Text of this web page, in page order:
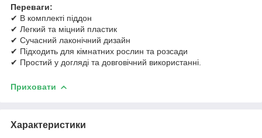
Переваги:
✔ В комплекті піддон
✔ Легкий та міцний пластик
✔ Сучасний лаконічний дизайн
✔ Підходить для кімнатних рослин та розсади
✔ Простий у догляді та довговічний використанні.
Приховати
Характеристики